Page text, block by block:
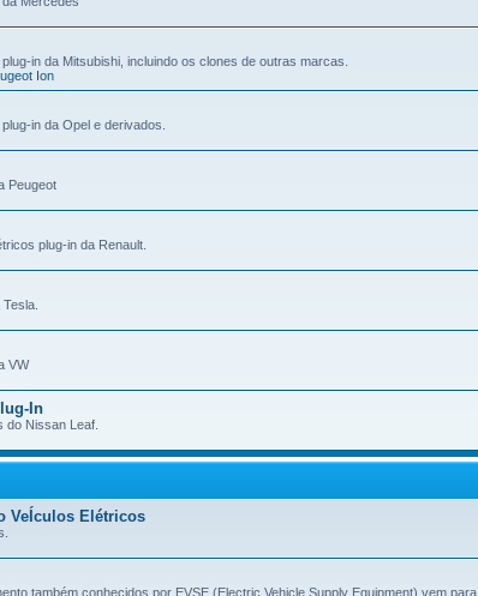
in da Mitsubishi, incluindo os clones de outras marcas.
Ion
in da Opel e derivados.
Peugeot
plug-in da Renault.
VW
In
Nissan Leaf.
VeÍculos Elétricos
também conhecidos por EVSE (Electric Vehicle Supply Equipment) vem para